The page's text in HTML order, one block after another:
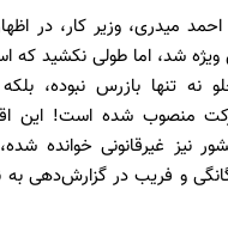
‌احمد میدری، وزیر کار، در
ویژه شد، اما طولی نکشید که
نه تنها بازرس نبوده،
منصوب شده است! این
نیز غیرقانونی خوانده
و فریب در گزارش‌دهی به